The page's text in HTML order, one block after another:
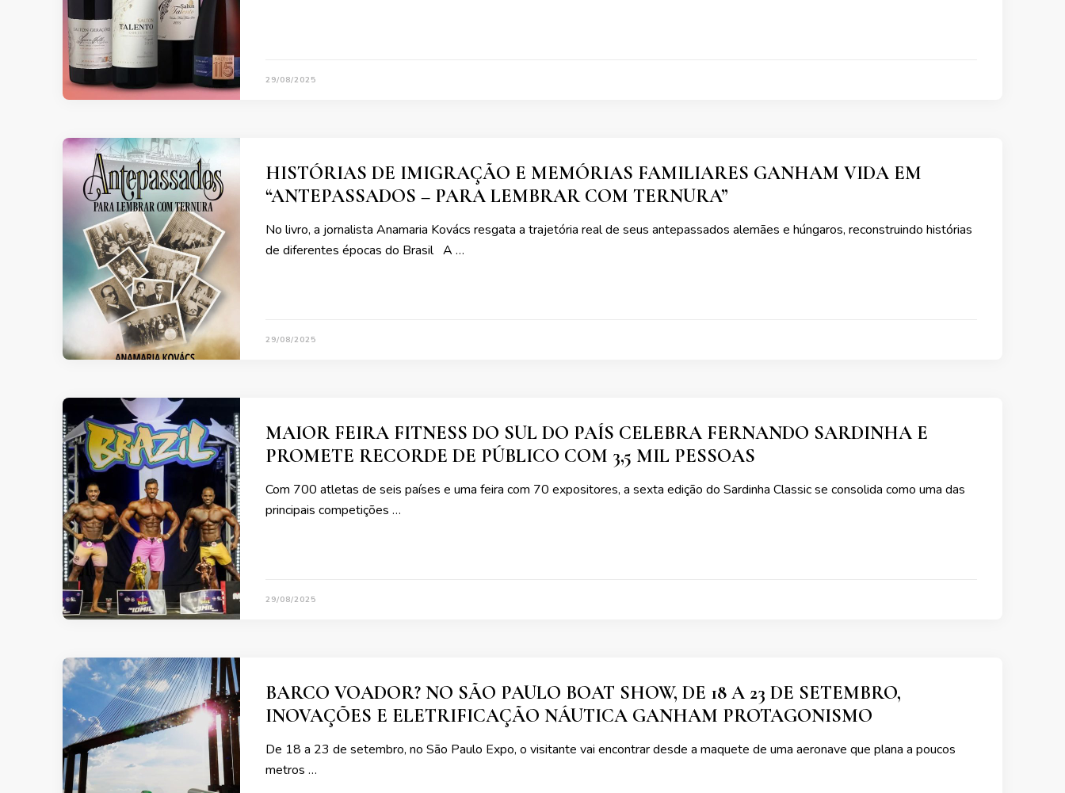
29/08/2025
HISTÓRIAS DE IMIGRAÇÃO E MEMÓRIAS FAMILIARES GANHAM VIDA EM
“ANTEPASSADOS – PARA LEMBRAR COM TERNURA”
No livro, a jornalista Anamaria Kovács resgata a trajetória real de seus antepassados alemães e húngaros, reconstruindo histórias
de diferentes épocas do Brasil A …
29/08/2025
MAIOR FEIRA FITNESS DO SUL DO PAÍS CELEBRA FERNANDO SARDINHA E
PROMETE RECORDE DE PÚBLICO COM 3,5 MIL PESSOAS
Com 700 atletas de seis países e uma feira com 70 expositores, a sexta edição do Sardinha Classic se consolida como uma das
principais competições …
29/08/2025
BARCO VOADOR? NO SÃO PAULO BOAT SHOW, DE 18 A 23 DE SETEMBRO,
INOVAÇÕES E ELETRIFICAÇÃO NÁUTICA GANHAM PROTAGONISMO
De 18 a 23 de setembro, no São Paulo Expo, o visitante vai encontrar desde a maquete de uma aeronave que plana a poucos
metros …